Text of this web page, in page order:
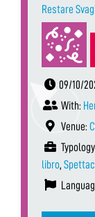
Restare
09/10/
With:
Venue:
libro,